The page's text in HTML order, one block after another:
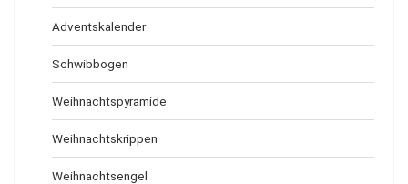
Adventskalender
Schwibbogen
Weihnachtspyramide
Weihnachtskrippen
Weihnachtsengel